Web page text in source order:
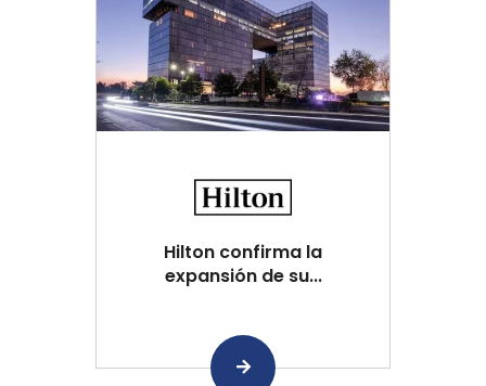
Hilton confirma la
expansión de su...